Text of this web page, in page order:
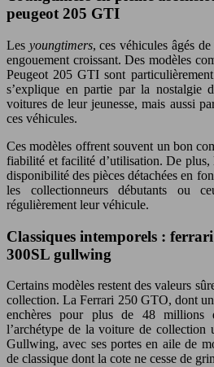
peugeot 205 GTI
Les youngtimers, ces véhicules âgés
engouement croissant. Des modèles
Peugeot 205 GTI sont
s’explique en partie par la nostalgie
voitures de leur jeunesse, mais aussi
ces véhicules.
Ces modèles offrent souvent un bon
fiabilité et facilité d’utilisation. De plus,
disponibilité des pièces détachées en
les collectionneurs débutants ou
régulièrement leur véhicule.
Classiques intemporels :
300SL gullwing
Certains modèles restent des valeurs
collection. La Ferrari 250 GTO, dont
enchères pour plus de 48 millions
l’archétype de la voiture de collection
Gullwing, avec ses portes en aile de
de classique dont la cote ne cesse de